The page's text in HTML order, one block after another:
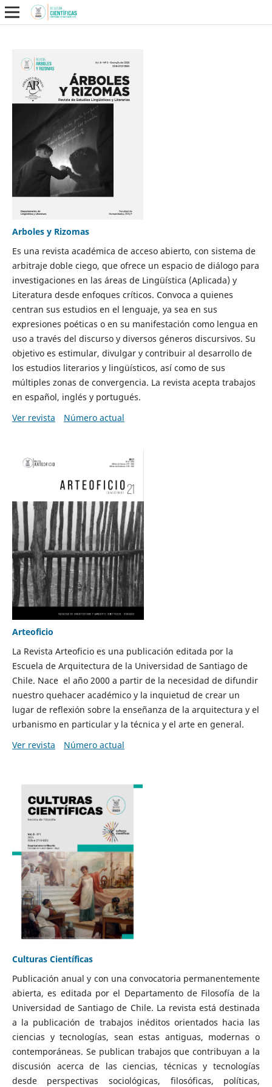
Arboles y Rizomas
Es una revista académica de acceso abierto, con sistema de
arbitraje doble ciego, que ofrece un espacio de diálogo para
investigaciones en las áreas de Lingüística (Aplicada) y
Literatura desde enfoques críticos. Convoca a quienes
centran sus estudios en el lenguaje, ya sea en sus
expresiones poéticas o en su manifestación como lengua en
uso a través del discurso y diversos géneros discursivos. Su
objetivo es estimular, divulgar y contribuir al desarrollo de
los estudios literarios y lingüísticos, así como de sus
múltiples zonas de convergencia. La revista acepta trabajos
en español, inglés y portugués.
Ver revista
Número actual
Arteoficio
La Revista Arteoficio es una publicación editada por la
Escuela de Arquitectura de la Universidad de Santiago de
Chile. Nace el año 2000 a partir de la necesidad de difundir
nuestro quehacer académico y la inquietud de crear un
lugar de reflexión sobre la enseñanza de la arquitectura y el
urbanismo en particular y la técnica y el arte en general.
Ver revista
Número actual
Culturas Científicas
Publicación anual y con una convocatoria permanentemente
abierta, es editada por el Departamento de Filosofía de la
Universidad de Santiago de Chile. La revista está destinada
a la publicación de trabajos inéditos orientados hacia las
ciencias y tecnologías, sean estas antiguas, modernas o
contemporáneas. Se publican trabajos que contribuyan a la
discusión acerca de las ciencias, técnicas y tecnologías
desde perspectivas sociológicas, filosóficas, políticas,